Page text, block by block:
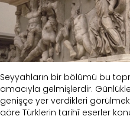
Seyyahların bir bölümü bu
amacıyla gelmişlerdir.
genişçe yer verdikleri
göre Türklerin tarihî eserler